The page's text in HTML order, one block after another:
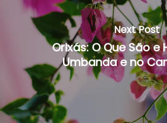
Next Post
Orixás: O Que São e
Umbanda e no